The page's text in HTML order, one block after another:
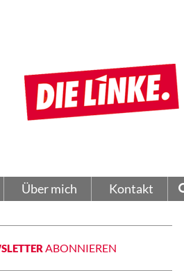
Über mich Kontakt
ABONNIEREN